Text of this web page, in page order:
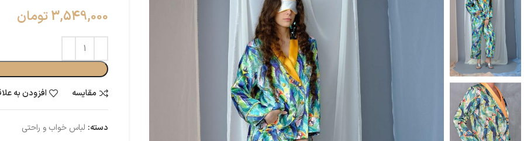
3,549,000تومان
مقایسه
افزودن به
دسته: لباس خواب و راحتی